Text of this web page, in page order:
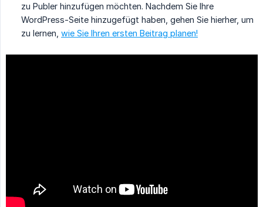
zu Publer hinzufügen möchten. Nachdem Sie Ihre
WordPress-Seite hinzugefügt haben, gehen Sie hierher, um
zu lernen, wie Sie Ihren ersten Beitrag planen!